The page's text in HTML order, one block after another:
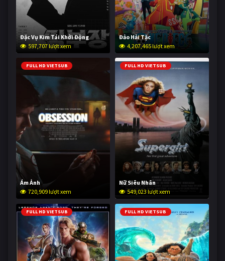
Đặc Vụ Kim Tái Khởi Động
597,707 lượt xem
Đảo Hải Tặc
4,207,465 lượt xem
FULL HD VIETSUB
Ám Ảnh
720,909 lượt xem
FULL HD VIETSUB
Nữ Siêu Nhân
549,023 lượt xem
FULL HD VIETSUB FULL HD VIETSUB